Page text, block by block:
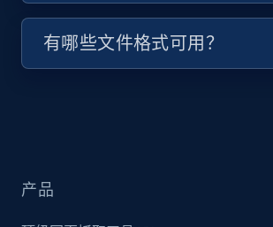
filters
URL, Title, Youtuber, Youtuber md5,
Youtube - Videos posts - Collect
有哪些文件格式可用？
产品